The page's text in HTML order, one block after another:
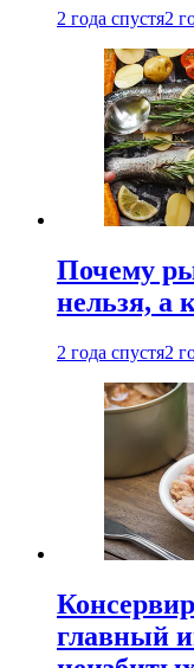
2 года спустя2
Почему
нельзя, а
2 года спустя2
главный